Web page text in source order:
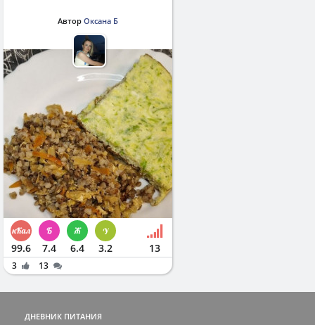
Автор Оксана Б
99.6 7.4 6.4 3.2 13
3 13
ДНЕВНИК ПИТАНИЯ